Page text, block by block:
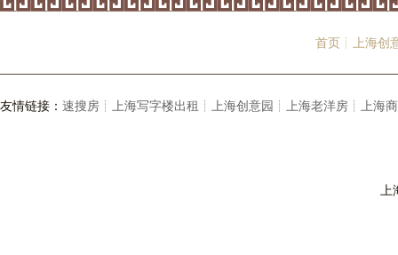
首页┊ 上海
友情链接： 速搜房┊ 上海写字楼出租┊ 上海创意园┊ 上海老洋房┊ 上海